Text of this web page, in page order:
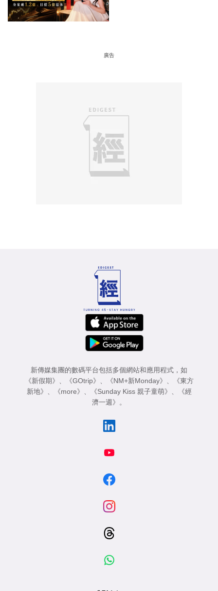
廣告
新傳媒集團的數碼平台包括多個網站和應用程式，如
《新假期》
《GOtrip》 《NM+新Monday》
《東方
新地》
《more》 《Sunday Kiss 親子童萌》
《經
濟一週》
。